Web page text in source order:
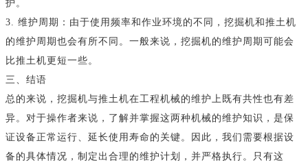
护。
3. 维护周期：由于使用频率和作业环境的不同，挖掘机和推土机
的维护周期也会有所不同。一般来说，挖掘机的维护周期可能会
比推土机更短一些。
三、结语
总的来说，挖掘机与推土机在工程机械的维护上既有共性也有差
异。对于操作者来说，了解并掌握这两种机械的维护知识，是保
证设备正常运行、延长使用寿命的关键。因此，我们需要根据设
备的具体情况，制定出合理的维护计划，并严格执行。只有这